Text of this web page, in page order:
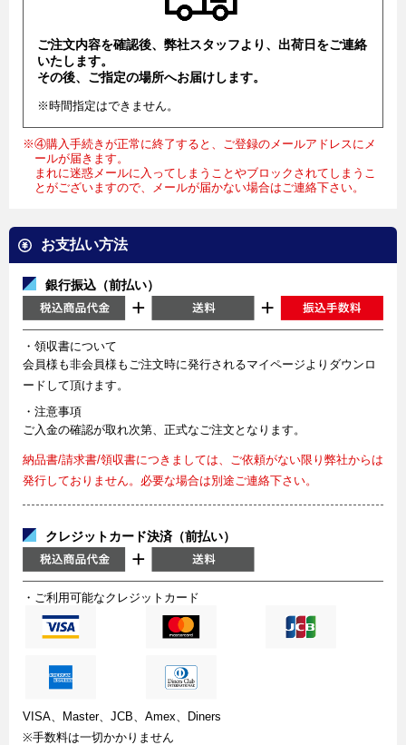
ご注文内容を確認後、弊社スタッフより、出荷日をご連絡
いたします。
その後、ご指定の場所へお届けします。
※時間指定はできません。
※④購入手続きが正常に終了すると、ご登録のメールアドレスにメ
ールが届きます。
まれに迷惑メールに入ってしまうことやブロックされてしまうこ
とがございますので、メールが届かない場合はご連絡下さい。
お支払い方法
銀行振込（前払い）
・領収書について
会員様も非会員様もご注文時に発行されるマイページよりダウンロ
ードして頂けます。
・注意事項
ご入金の確認が取れ次第、正式なご注文となります。
納品書/請求書/領収書につきましては、ご依頼がない限り弊社からは
発行しておりません。必要な場合は別途ご連絡下さい。
クレジットカード決済（前払い）
・ご利用可能なクレジットカード
VISA、Master、JCB、Amex、Diners
※手数料は一切かかりません